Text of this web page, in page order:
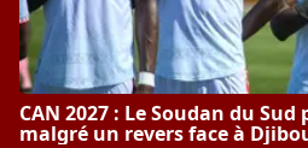
CAN 2027 : Le Soudan du
malgré un revers face à